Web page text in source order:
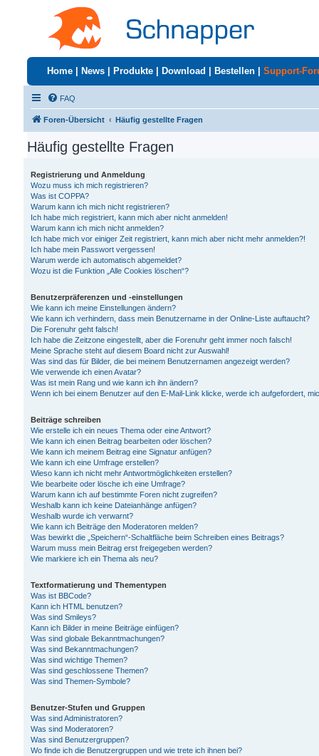
Home News Produkte Download Bestellen Support-
FAQ
Foren-Übersicht Häufig gestellte Fragen
Häufig gestellte Fragen
Registrierung und Anmeldung
Wozu muss ich mich registrieren?
Was ist COPPA?
Warum kann ich mich nicht registrieren?
Ich habe mich registriert, kann mich aber nicht anmelden!
Warum kann ich mich nicht anmelden?
Ich habe mich vor einiger Zeit registriert, kann mich aber nicht mehr anmelden?!
Ich habe mein Passwort vergessen!
Warum werde ich automatisch abgemeldet?
Wozu ist die Funktion „Alle Cookies löschen“?
Benutzerpräferenzen und -einstellungen
Wie kann ich meine Einstellungen ändern?
Wie kann ich verhindern, dass mein Benutzername in der Online-Liste auftaucht?
Die Forenuhr geht falsch!
Ich habe die Zeitzone eingestellt, aber die Forenuhr geht immer noch falsch!
Meine Sprache steht auf diesem Board nicht zur Auswahl!
Was sind das für Bilder, die bei meinem Benutzernamen angezeigt werden?
Wie verwende ich einen Avatar?
Was ist mein Rang und wie kann ich ihn ändern?
Wenn ich bei einem Benutzer auf den E-Mail-Link klicke, werde ich aufgefordert,
Beiträge schreiben
Wie erstelle ich ein neues Thema oder eine Antwort?
Wie kann ich einen Beitrag bearbeiten oder löschen?
Wie kann ich meinem Beitrag eine Signatur anfügen?
Wie kann ich eine Umfrage erstellen?
Wieso kann ich nicht mehr Antwortmöglichkeiten erstellen?
Wie bearbeite oder lösche ich eine Umfrage?
Warum kann ich auf bestimmte Foren nicht zugreifen?
Weshalb kann ich keine Dateianhänge anfügen?
Weshalb wurde ich verwarnt?
Wie kann ich Beiträge den Moderatoren melden?
Was bewirkt die „Speichern“-Schaltfläche beim Schreiben eines Beitrags?
Warum muss mein Beitrag erst freigegeben werden?
Wie markiere ich ein Thema als neu?
Textformatierung und Thementypen
Was ist BBCode?
Kann ich HTML benutzen?
Was sind Smileys?
Kann ich Bilder in meine Beiträge einfügen?
Was sind globale Bekanntmachungen?
Was sind Bekanntmachungen?
Was sind wichtige Themen?
Was sind geschlossene Themen?
Was sind Themen-Symbole?
Benutzer-Stufen und Gruppen
Was sind Administratoren?
Was sind Moderatoren?
Was sind Benutzergruppen?
Wo finde ich die Benutzergruppen und wie trete ich ihnen bei?